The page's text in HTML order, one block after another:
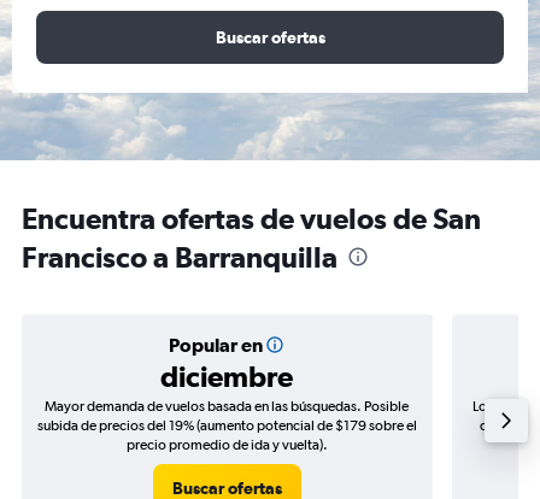
Buscar ofertas
Encuentra ofertas de vuelos de San
Francisco a Barranquilla
Popular en
diciembre
Mayor demanda de vuelos basada en las búsquedas. Posible
subida de precios del 19% (aumento potencial de $179 sobre el
precio promedio de ida y vuelta).
Buscar ofertas
Los
de